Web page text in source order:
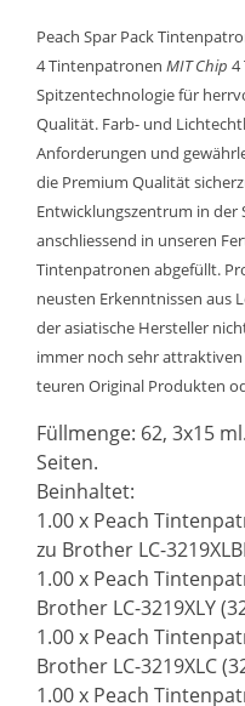
Peach Spar Pack
4 Tintenpatronen MIT Chip 4
Spitzentechnologie für
Qualität. Farb- und
Anforderungen und
die Premium Qualität
Entwicklungszentrum in der
anschliessend in unseren
Tintenpatronen abgefüllt.
neusten Erkenntnissen aus
der asiatische Hersteller
immer noch sehr attraktiven
teuren Original Produkten
Füllmenge: 62, 3x15
Seiten.
Beinhaltet:
1.00 x Peach
zu Brother LC-
1.00 x Peach
Brother LC-3219XLY
1.00 x Peach
Brother LC-3219XLC
1.00 x Peach